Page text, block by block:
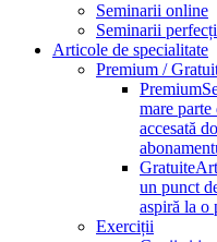
Seminarii online
Seminarii
Articole de specialitate
Premium /
Premium
mare
accesată
Gratuite
un punct
aspiră la o
Exerciții